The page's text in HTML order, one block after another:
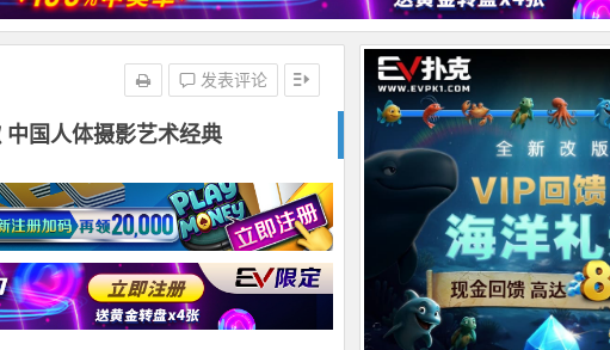
中国人体摄影艺术经典
发表评论